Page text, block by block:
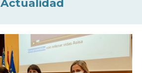
Actualidad